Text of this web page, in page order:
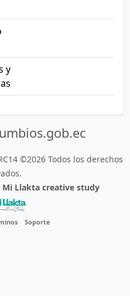
y
©2026 Todos los derechos
Mi Llakta creative study
Soporte